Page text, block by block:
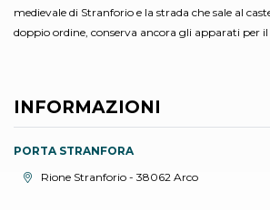
medievale di Stranforio e la strada che sale al
doppio ordine, conserva ancora gli apparati per
INFORMAZIONI
PORTA STRANFORA
Località:Rione Stranforio - 38062 Arco